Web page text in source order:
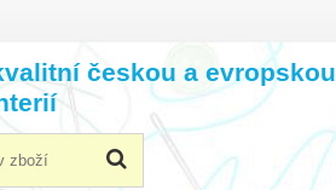
českou a evropskou